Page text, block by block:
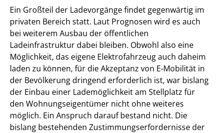
Ein Großteil der Ladevorgänge findet gegenwärtig im
privaten Bereich statt. Laut Prognosen wird es auch
bei weiterem Ausbau der öffentlichen
Ladeinfrastruktur dabei bleiben. Obwohl also eine
Möglichkeit, das eigene Elektrofahrzeug auch daheim
laden zu können, für die Akzeptanz von E-Mobilität in
der Bevölkerung dringend erforderlich ist, war bislang
der Einbau einer Lademöglichkeit am Stellplatz für
den Wohnungseigentümer nicht ohne weiteres
möglich. Ein Anspruch darauf bestand nicht. Die
bislang bestehenden Zustimmungserfordernisse der